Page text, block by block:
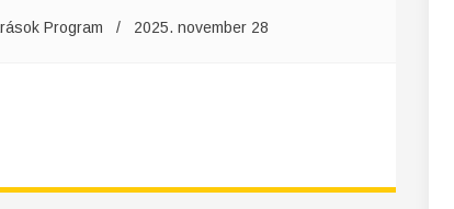
Program 2025. november 28